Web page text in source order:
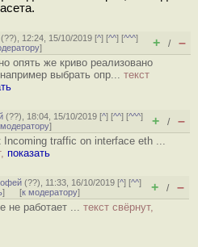
(??), 12:24, 15/10/2019 [^] [^^] [^^^]
] + / –
опять же криво реализовано
выбрать опр... текст
(??), 18:04, 15/10/2019 [^] [^^] [^^^]
] + / –
Incoming traffic on interface eth ...
показать
(??), 11:33, 16/10/2019 [^] [^^]
] [к модератору] + / –
не работает ... текст свёрнут,